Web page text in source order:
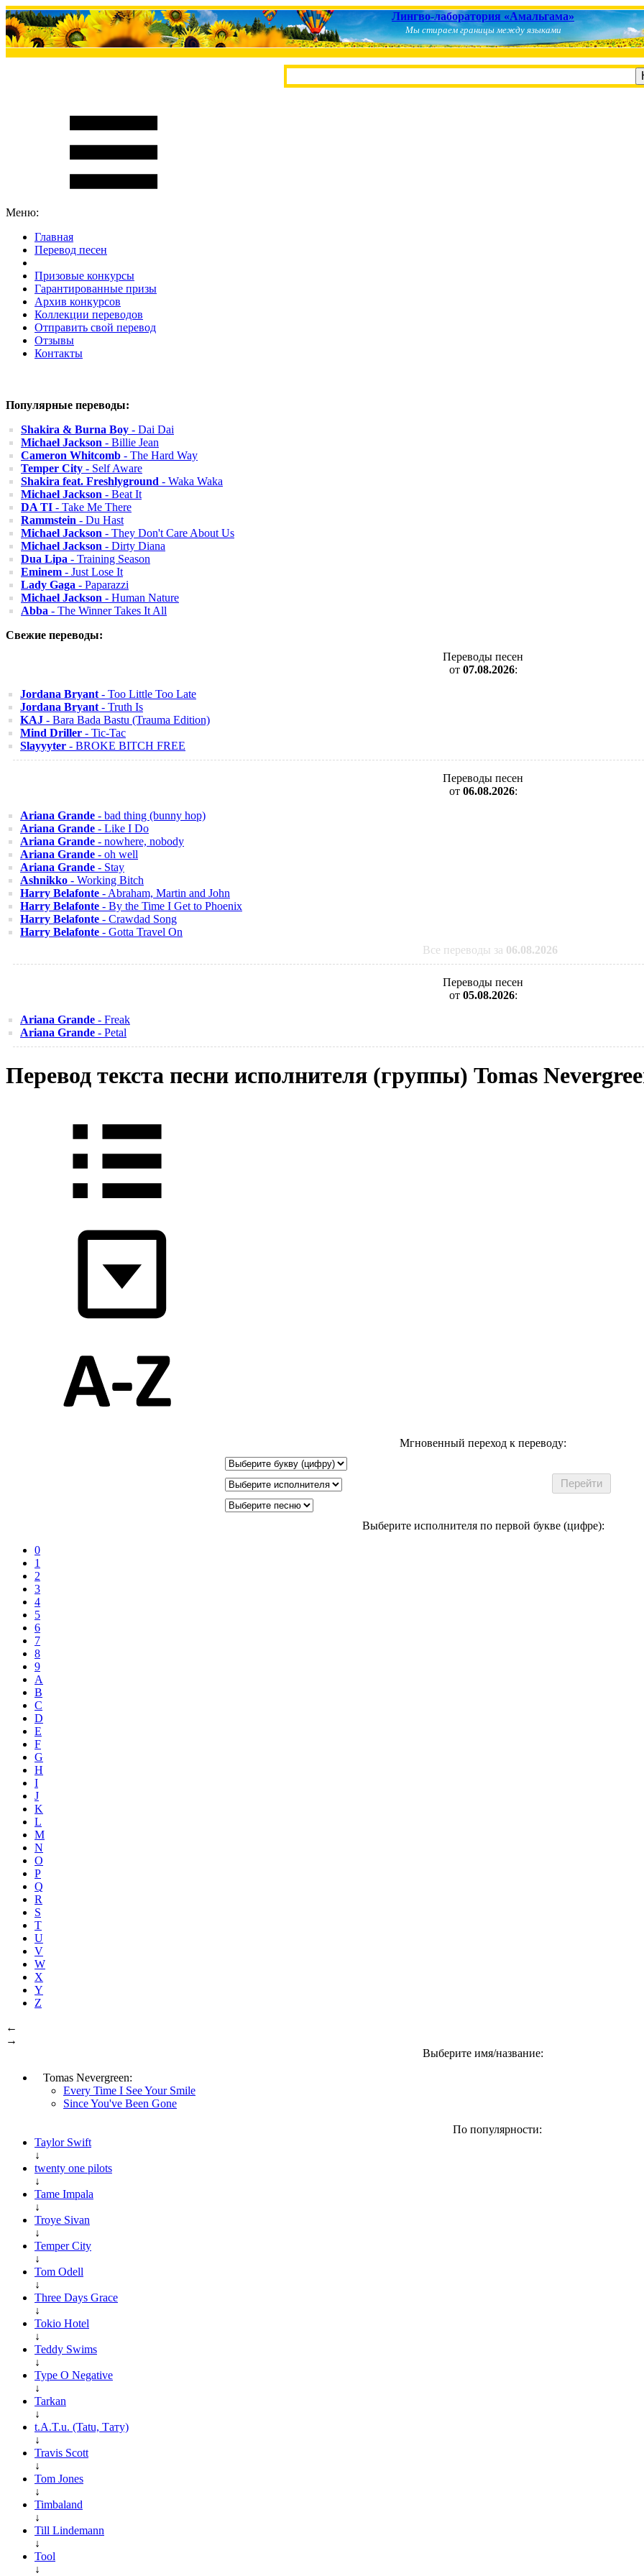
Лингво-лаборатория «Амальгама»
Мы стираем границы между языками
Меню:
Главная
Перевод песен
Призовые конкурсы
Гарантированные призы
Архив конкурсов
Коллекции переводов
Отправить свой перевод
Отзывы
Контакты
Популярные переводы:
Shakira & Burna Boy - Dai Dai
Michael Jackson - Billie Jean
Cameron Whitcomb - The Hard Way
Temper City - Self Aware
Shakira feat. Freshlyground - Waka Waka
Michael Jackson - Beat It
DA TI - Take Me There
Rammstein - Du Hast
Michael Jackson - They Don't Care About Us
Michael Jackson - Dirty Diana
Dua Lipa - Training Season
Eminem - Just Lose It
Lady Gaga - Paparazzi
Michael Jackson - Human Nature
Abba - The Winner Takes It All
Свежие переводы:
Переводы песен
от 07.08.2026:
Jordana Bryant - Too Little Too Late
Jordana Bryant - Truth Is
KAJ - Bara Bada Bastu (Trauma Edition)
Mind Driller - Tic-Tac
Slayyyter - BROKE BITCH FREE
Переводы песен
от 06.08.2026:
Ariana Grande - bad thing (bunny hop)
Ariana Grande - Like I Do
Ariana Grande - nowhere, nobody
Ariana Grande - oh well
Ariana Grande - Stay
Ashnikko - Working Bitch
Harry Belafonte - Abraham, Martin and John
Harry Belafonte - By the Time I Get to Phoenix
Harry Belafonte - Crawdad Song
Harry Belafonte - Gotta Travel On
Все переводы за 06.08.2026
Переводы песен
от 05.08.2026:
Ariana Grande - Freak
Ariana Grande - Petal
Перевод текста песни исполнителя (группы) Tomas
Мгновенный переход к переводу:
Выберите исполнителя по первой букве (цифре):
0
1
2
3
4
5
6
7
8
9
A
B
C
D
E
F
G
H
I
J
K
L
M
N
O
P
Q
R
S
T
U
V
W
X
Y
Z
←
→
Выберите имя/название:
Tomas Nevergreen:
Every Time I See Your Smile
Since You've Been Gone
По популярности:
Taylor Swift
↓
twenty one pilots
↓
Tame Impala
↓
Troye Sivan
↓
Temper City
↓
Tom Odell
↓
Three Days Grace
↓
Tokio Hotel
↓
Teddy Swims
↓
Type O Negative
↓
Tarkan
↓
t.A.T.u. (Tatu, Тату)
↓
Travis Scott
↓
Tom Jones
↓
Timbaland
↓
Till Lindemann
↓
Tool
↓